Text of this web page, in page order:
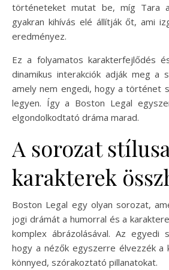
történeteket mutat be, míg Tara
gyakran kihívás elé állítják őt, ami
eredményez.
Ez a folyamatos karakterfejlődés
dinamikus interakciók adják meg a
amely nem engedi, hogy a történet
legyen. Így a Boston Legal
elgondolkodtató dráma marad.
A sorozat
karakterek
Boston Legal egy olyan sorozat,
jogi drámát a humorral és a
komplex ábrázolásával. Az egyedi
hogy a nézők egyszerre élvezzék a
könnyed, szórakoztató pillanatokat.